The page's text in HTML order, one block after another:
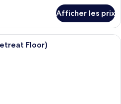
Afficher les prix
Une chambre d’hôtel avec un
Floor)